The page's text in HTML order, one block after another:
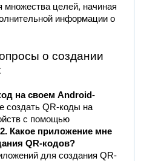
множества целей, начиная
информации о
о создании
на своем Android-
создать QR-коды на
с помощью
2. Какое приложение мне
QR-кодов?
для создания QR-